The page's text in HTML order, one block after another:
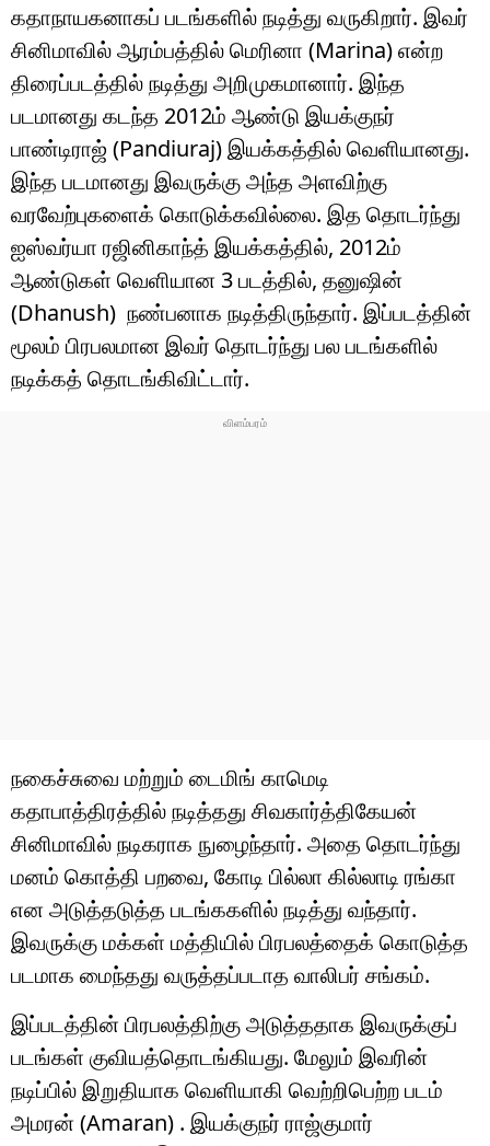
கதாநாயகனாகப் படங்களில் நடித்து வருகிறார். இவர்
சினிமாவில் ஆரம்பத்தில் மெரினா (Marina) என்ற
திரைப்படத்தில் நடித்து அறிமுகமானார். இந்த
படமானது கடந்த 2012ம் ஆண்டு இயக்குநர்
பாண்டிராஜ் (Pandiuraj) இயக்கத்தில் வெளியானது.
இந்த படமானது இவருக்கு அந்த அளவிற்கு
வரவேற்புகளைக் கொடுக்கவில்லை. இத தொடர்ந்து
ஐஸ்வர்யா ரஜினிகாந்த் இயக்கத்தில், 2012ம்
ஆண்டுகள் வெளியான 3 படத்தில், தனுஷின்
(Dhanush) நண்பனாக நடித்திருந்தார். இப்படத்தின்
மூலம் பிரபலமான இவர் தொடர்ந்து பல படங்களில்
நடிக்கத் தொடங்கிவிட்டார்.
நகைச்சுவை மற்றும் டைமிங் காமெடி
கதாபாத்திரத்தில் நடித்தது சிவகார்த்திகேயன்
சினிமாவில் நடிகராக நுழைந்தார். அதை தொடர்ந்து
மனம் கொத்தி பறவை, கோடி பில்லா கில்லாடி ரங்கா
என அடுத்தடுத்த படங்ககளில் நடித்து வந்தார்.
இவருக்கு மக்கள் மத்தியில் பிரபலத்தைக் கொடுத்த
படமாக மைந்தது வருத்தப்படாத வாலிபர் சங்கம்.
இப்படத்தின் பிரபலத்திற்கு அடுத்ததாக இவருக்குப்
படங்கள் குவியத்தொடங்கியது. மேலும் இவரின்
நடிப்பில் இறுதியாக வெளியாகி வெற்றிபெற்ற படம்
அமரன் (Amaran) . இயக்குநர் ராஜ்குமார்